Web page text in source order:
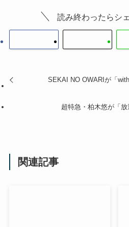
読み終わったらシ
SEKAI NO OWARIが「
超特急・柏木悠が「
関連記事